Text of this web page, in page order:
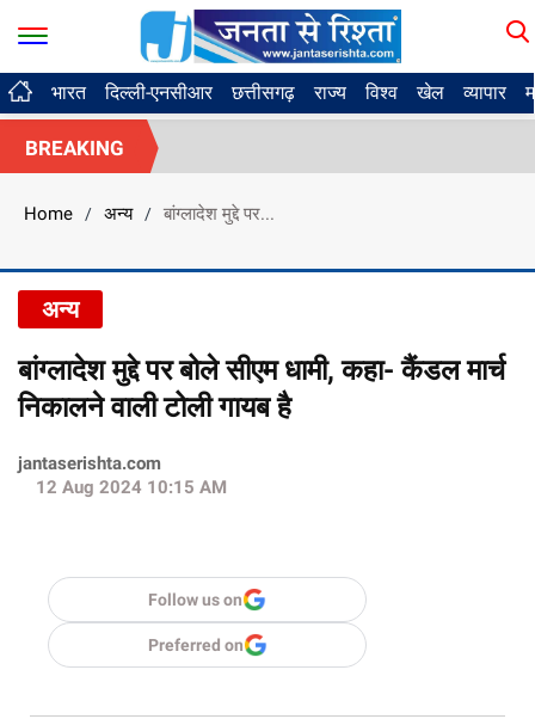
भारत दिल्ली-एनसीआर छत्तीसगढ़ राज्य विश्व खेल व्यापार
BREAKING
Home / अन्य / बांग्लादेश मुद्दे पर...
अन्य
बांग्लादेश मुद्दे पर बोले सीएम धामी, कहा- कैंडल मार्च
निकालने वाली टोली गायब है
jantaserishta.com
12 Aug 2024 10:15 AM
Follow us on
Preferred on